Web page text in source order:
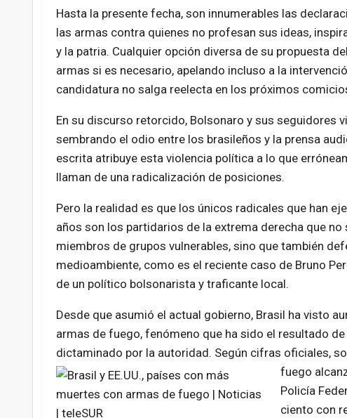
Hasta la presente fecha, son innumerables las
las armas contra quienes no profesan sus ideas,
y la patria. Cualquier opción diversa de su propuesta
armas si es necesario, apelando incluso a la
candidatura no salga reelecta en los próximos
En su discurso retorcido, Bolsonaro y sus seguidores
sembrando el odio entre los brasileños y la prensa
escrita atribuye esta violencia política a lo que
llaman de una radicalización de posiciones.
Pero la realidad es que los únicos radicales que han
años son los partidarios de la extrema derecha que
miembros de grupos vulnerables, sino que también
medioambiente, como es el reciente caso de Bruno
de un político bolsonarista y traficante local.
Desde que asumió el actual gobierno, Brasil ha visto
armas de fuego, fenómeno que ha sido el resultado
dictaminado por la autoridad. Según cifras oficiales,
fuego
Policía
ciento con